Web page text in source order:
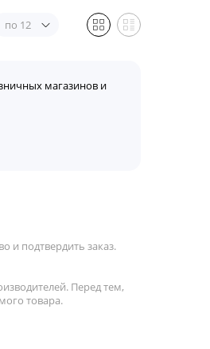
по 12
магазинов и
и подтвердить заказ.
Перед тем,
товара.